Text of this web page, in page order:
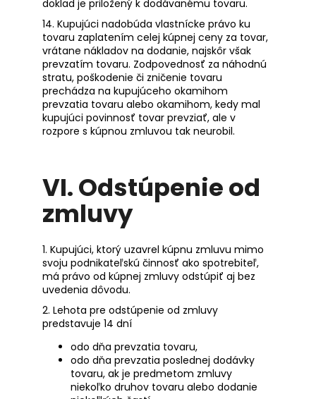
doklad je priložený k dodávanému tovaru.
14. Kupujúci nadobúda vlastnícke právo ku
tovaru zaplatením celej kúpnej ceny za tovar,
vrátane nákladov na dodanie, najskôr však
prevzatím tovaru. Zodpovednosť za náhodnú
stratu, poškodenie či zničenie tovaru
prechádza na kupujúceho okamihom
prevzatia tovaru alebo okamihom, kedy mal
kupujúci povinnosť tovar prevziať, ale v
rozpore s kúpnou zmluvou tak neurobil.
VI.Odstúpenie od
zmluvy
1. Kupujúci, ktorý uzavrel kúpnu zmluvu mimo
svoju podnikateľskú činnosť ako spotrebiteľ,
má právo od kúpnej zmluvy odstúpiť aj bez
uvedenia dôvodu.
2. Lehota pre odstúpenie od zmluvy
predstavuje 14 dní
odo dňa prevzatia tovaru,
odo dňa prevzatia poslednej dodávky
tovaru, ak je predmetom zmluvy
niekoľko druhov tovaru alebo dodanie